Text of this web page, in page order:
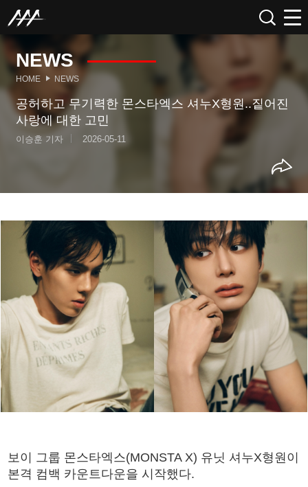
NEWS
HOME NEWS
공허하고 무기력한 몬스타엑스 셔누X형원..짙어진
사랑에 대한 고민
이승훈 기자 2026-05-11
보이 그룹 몬스타엑스(MONSTA X) 유닛 셔누X형원이
본격 컴백 카운트다운을 시작했다.